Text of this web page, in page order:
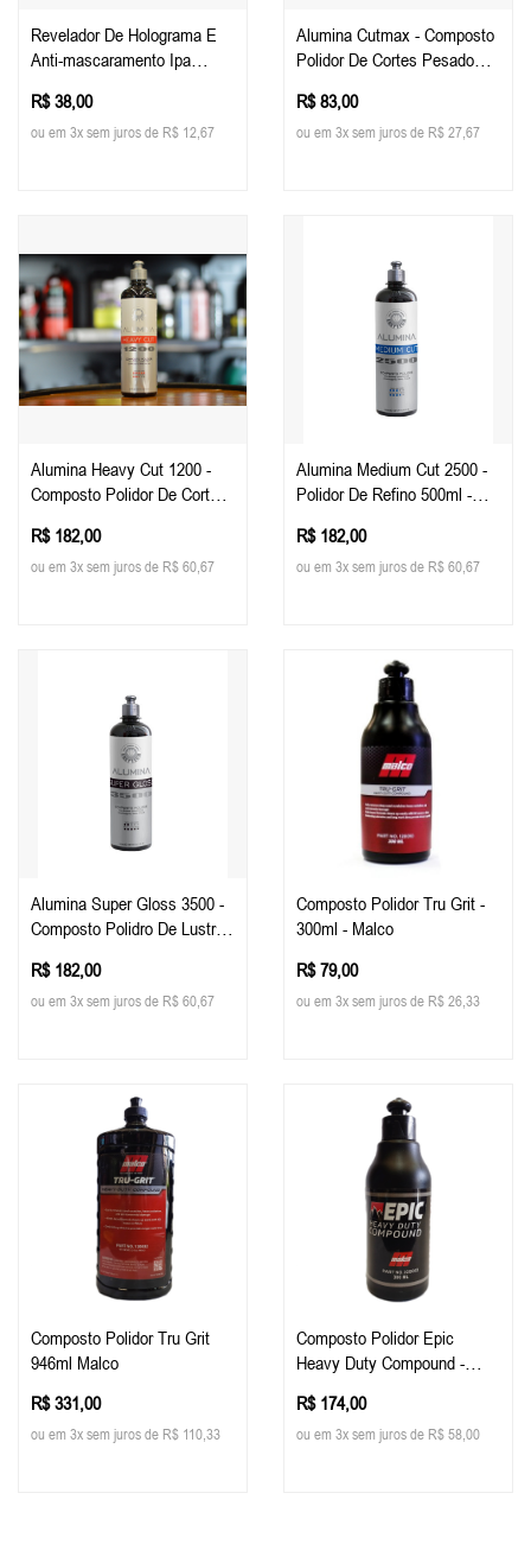
Revelador De Holograma E
Anti-mascaramento Ipa
R$ 38,00
ou em 3x sem juros de R$ 12,67
Alumina Cutmax - Composto
Polidor De Cortes Pesado
R$ 83,00
ou em 3x sem juros de R$ 27,67
Alumina Heavy Cut 1200 -
Composto Polidor De Corte
R$ 182,00
ou em 3x sem juros de R$ 60,67
Alumina Medium Cut 2500 -
Polidor De Refino 500ml -
R$ 182,00
ou em 3x sem juros de R$ 60,67
Alumina Super Gloss 3500 -
Composto Polidro De Lustro
R$ 182,00
ou em 3x sem juros de R$ 60,67
Composto Polidor Tru Grit -
300ml - Malco
R$ 79,00
ou em 3x sem juros de R$ 26,33
Composto Polidor Tru Grit
946ml Malco
R$ 331,00
ou em 3x sem juros de R$ 110,33
Composto Polidor Epic
Heavy Duty Compound -
R$ 174,00
ou em 3x sem juros de R$ 58,00